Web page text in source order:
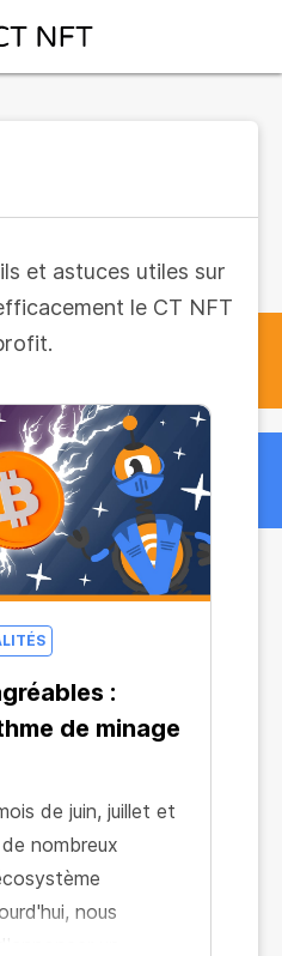
et astuces utiles sur
le CT NFT
:
de minage
de juin, juillet et
nombreux
nous